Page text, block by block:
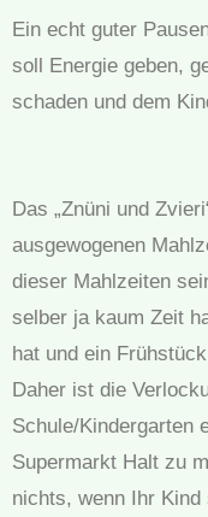
Ein echt guter
soll Energie geben,
schaden und dem
Das „Znüni und
ausgewogenen
dieser Mahlzeiten
selber ja kaum Zeit
hat und ein
Daher ist die
Schule/Kindergarten
Supermarkt Halt zu
nichts, wenn Ihr